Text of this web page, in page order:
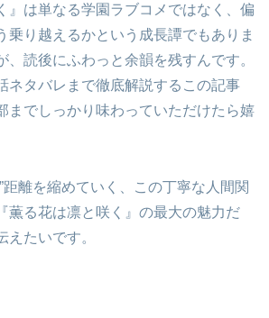
』は単なる学園ラブコメではなく、偏
乗り越えるかという成長譚でもありま
、読後にふわっと余韻を残すんです。
ネタバレまで徹底解説するこの記事
までしっかり味わっていただけたら嬉
距離を縮めていく、この丁寧な人間関
薫る花は凛と咲く』の最大の魅力だ
えたいです。